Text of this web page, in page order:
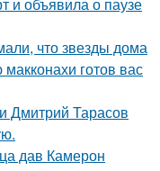
и объявила о паузе
что звезды дома
готов вас
Дмитрий Тарасов
дав Камерон